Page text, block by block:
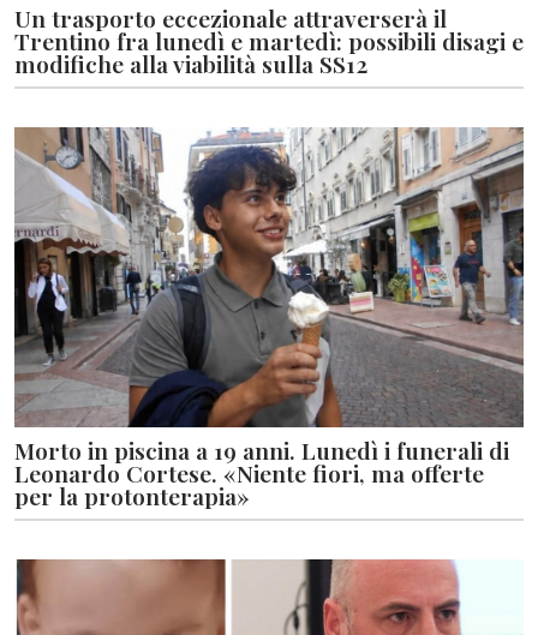
Un trasporto eccezionale attraverserà il
Trentino fra lunedì e martedì: possibili disagi e
modifiche alla viabilità sulla SS12
Morto in piscina a 19 anni. Lunedì i funerali di
Leonardo Cortese. «Niente fiori, ma offerte
per la protonterapia»